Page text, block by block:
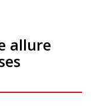
allure